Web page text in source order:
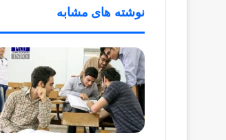
نوشته های مشابه